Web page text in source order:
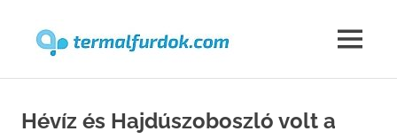
content
MENU
Hévíz és Hajdúszoboszló volt a